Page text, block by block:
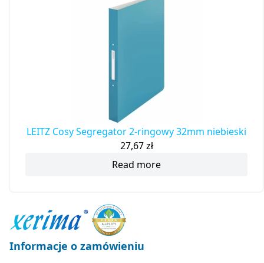
LEITZ Cosy Segregator 2-ringowy 32mm niebieski
27,67zł
Read more
Informacje o zamówieniu